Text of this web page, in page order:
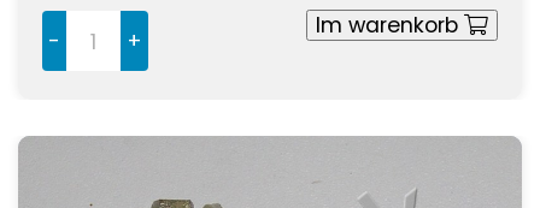
- +
Im warenkorb